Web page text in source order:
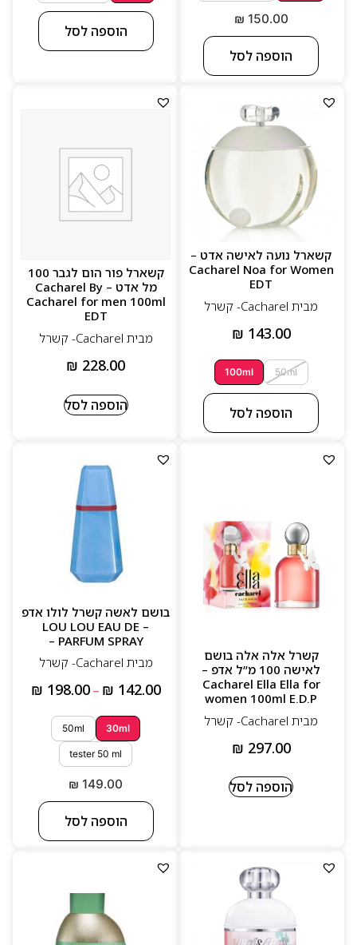
₪ 150.00
הוספה לסל
הוספה לסל
קשארל נועה לאישה אדט –
Cacharel Noa for Women
EDT
מבית Cacharel- קשרל
₪ 143.00
50ml
100ml
הוספה לסל
קשארל פור הום לגבר 100
מל אדט – Cacharel By
Cacharel for men 100ml
EDT
מבית Cacharel- קשרל
₪ 228.00
הוספה לסל
קשרל אלה אלה בושם
לאישה 100 מ”ל אדפ –
Cacharel Ella Ella for
women 100ml E.D.P
מבית Cacharel- קשרל
₪ 297.00
הוספה לסל
בושם לאשה קשרל לולו אדפ
– LOU LOU EAU DE
PARFUM SPRAY –
מבית Cacharel- קשרל
₪ 142.00
–
₪ 198.00
30ml
50ml
tester 50 ml
₪ 149.00
הוספה לסל